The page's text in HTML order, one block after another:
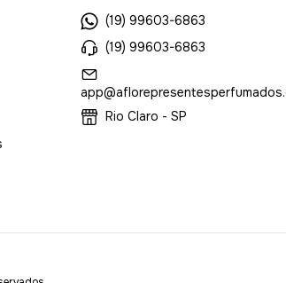
(19) 99603-6863
(19) 99603-6863
Rio Claro - SP